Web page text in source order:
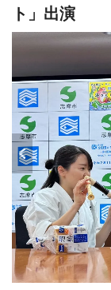
ト」出演